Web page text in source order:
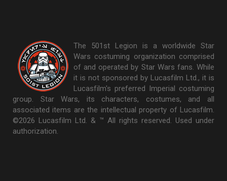
The 501st Legion is a worldwide Star
Wars costuming organization comprised
of and operated by Star Wars fans. While
it is not sponsored by Lucasfilm Ltd., it is
Lucasfilm's preferred Imperial costuming
group. Star Wars, its characters, costumes, and all
associated items are the intellectual property of Lucasfilm.
©2026 Lucasfilm Ltd. & ™ All rights reserved. Used under
authorization.